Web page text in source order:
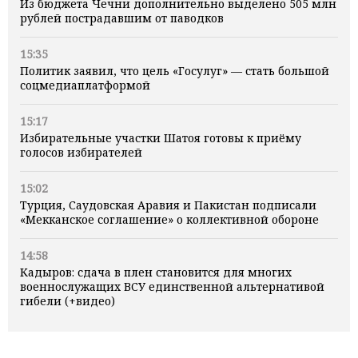
Из бюджета Чечни дополнительно выделено 505 млн
рублей пострадавшим от паводков
15:35
Политик заявил, что цель «Госулуг» — стать большой
соцмедиаплатформой
15:17
Избирательные участки Шатоя готовы к приёму
голосов избирателей
15:02
Турция, Саудовская Аравия и Пакистан подписали
«Мекканское соглашение» о коллективной обороне
14:58
Кадыров: сдача в плен становится для многих
военнослужащих ВСУ единственной альтернативой
гибели (+видео)